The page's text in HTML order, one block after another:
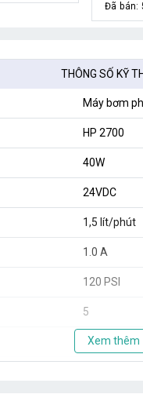
Đã bán:
THÔNG SỐ KỸ
Máy bơm
HP 2700
40W
24VDC
1,5 lít/phút
1.0 A
120 PSI
5
20
Xem thêm